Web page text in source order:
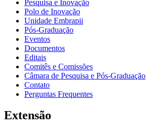
Pesquisa e Inovação
Polo de Inovação
Unidade Embrapii
Pós-Graduação
Eventos
Documentos
Editais
Comitês e Comissões
Câmara de Pesquisa e Pós-Graduação
Contato
Perguntas Frequentes
Extensão